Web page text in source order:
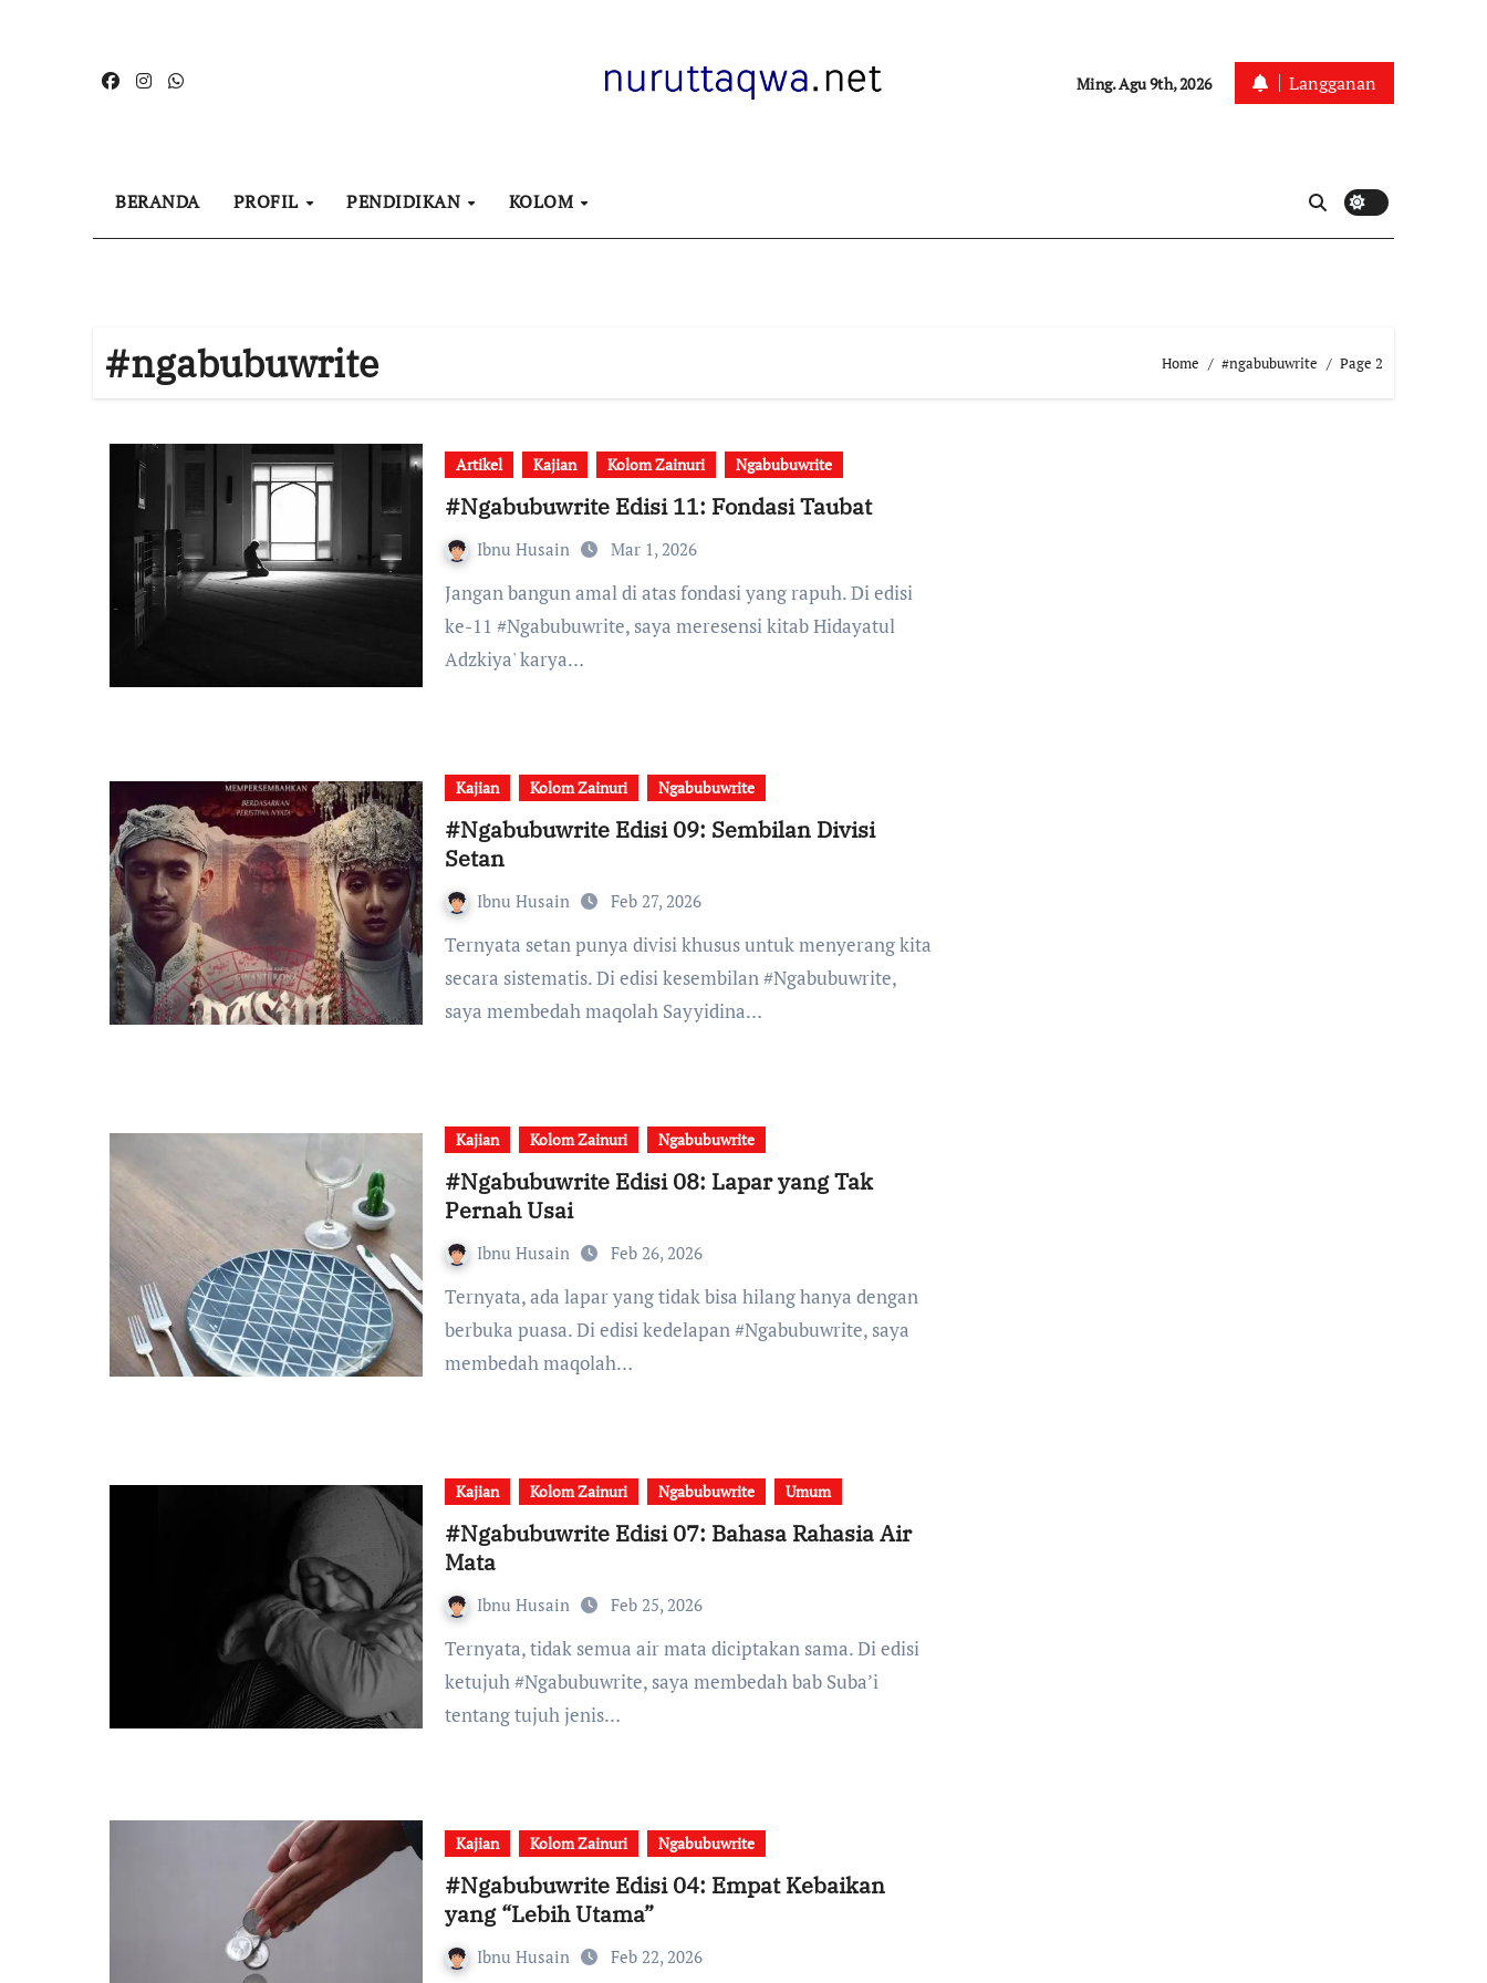
Ming. Agu 9th, 2026 Langganan
BERANDA PROFIL PENDIDIKAN KOLOM
#ngabubuwrite Home #ngabubuwrite Page 2
Artikel Kajian Kolom Zainuri Ngabubuwrite
#Ngabubuwrite Edisi 11: Fondasi Taubat
Ibnu Husain Mar 1, 2026
Jangan bangun amal di atas fondasi yang rapuh. Di edisi
ke-11 #Ngabubuwrite, saya meresensi kitab Hidayatul
Adzkiya' karya…
Kajian Kolom Zainuri Ngabubuwrite
#Ngabubuwrite Edisi 09: Sembilan Divisi
Setan
Ibnu Husain Feb 27, 2026
Ternyata setan punya divisi khusus untuk menyerang kita
secara sistematis. Di edisi kesembilan #Ngabubuwrite,
saya membedah maqolah Sayyidina…
Kajian Kolom Zainuri Ngabubuwrite
#Ngabubuwrite Edisi 08: Lapar yang Tak
Pernah Usai
Ibnu Husain Feb 26, 2026
Ternyata, ada lapar yang tidak bisa hilang hanya dengan
berbuka puasa. Di edisi kedelapan #Ngabubuwrite, saya
membedah maqolah…
Kajian Kolom Zainuri Ngabubuwrite Umum
#Ngabubuwrite Edisi 07: Bahasa Rahasia Air
Mata
Ibnu Husain Feb 25, 2026
Ternyata, tidak semua air mata diciptakan sama. Di edisi
ketujuh #Ngabubuwrite, saya membedah bab Suba’i
tentang tujuh jenis…
Kajian Kolom Zainuri Ngabubuwrite
#Ngabubuwrite Edisi 04: Empat Kebaikan
yang “Lebih Utama”
Ibnu Husain Feb 22, 2026